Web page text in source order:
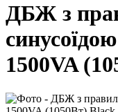
ДБЖ з
1500VA